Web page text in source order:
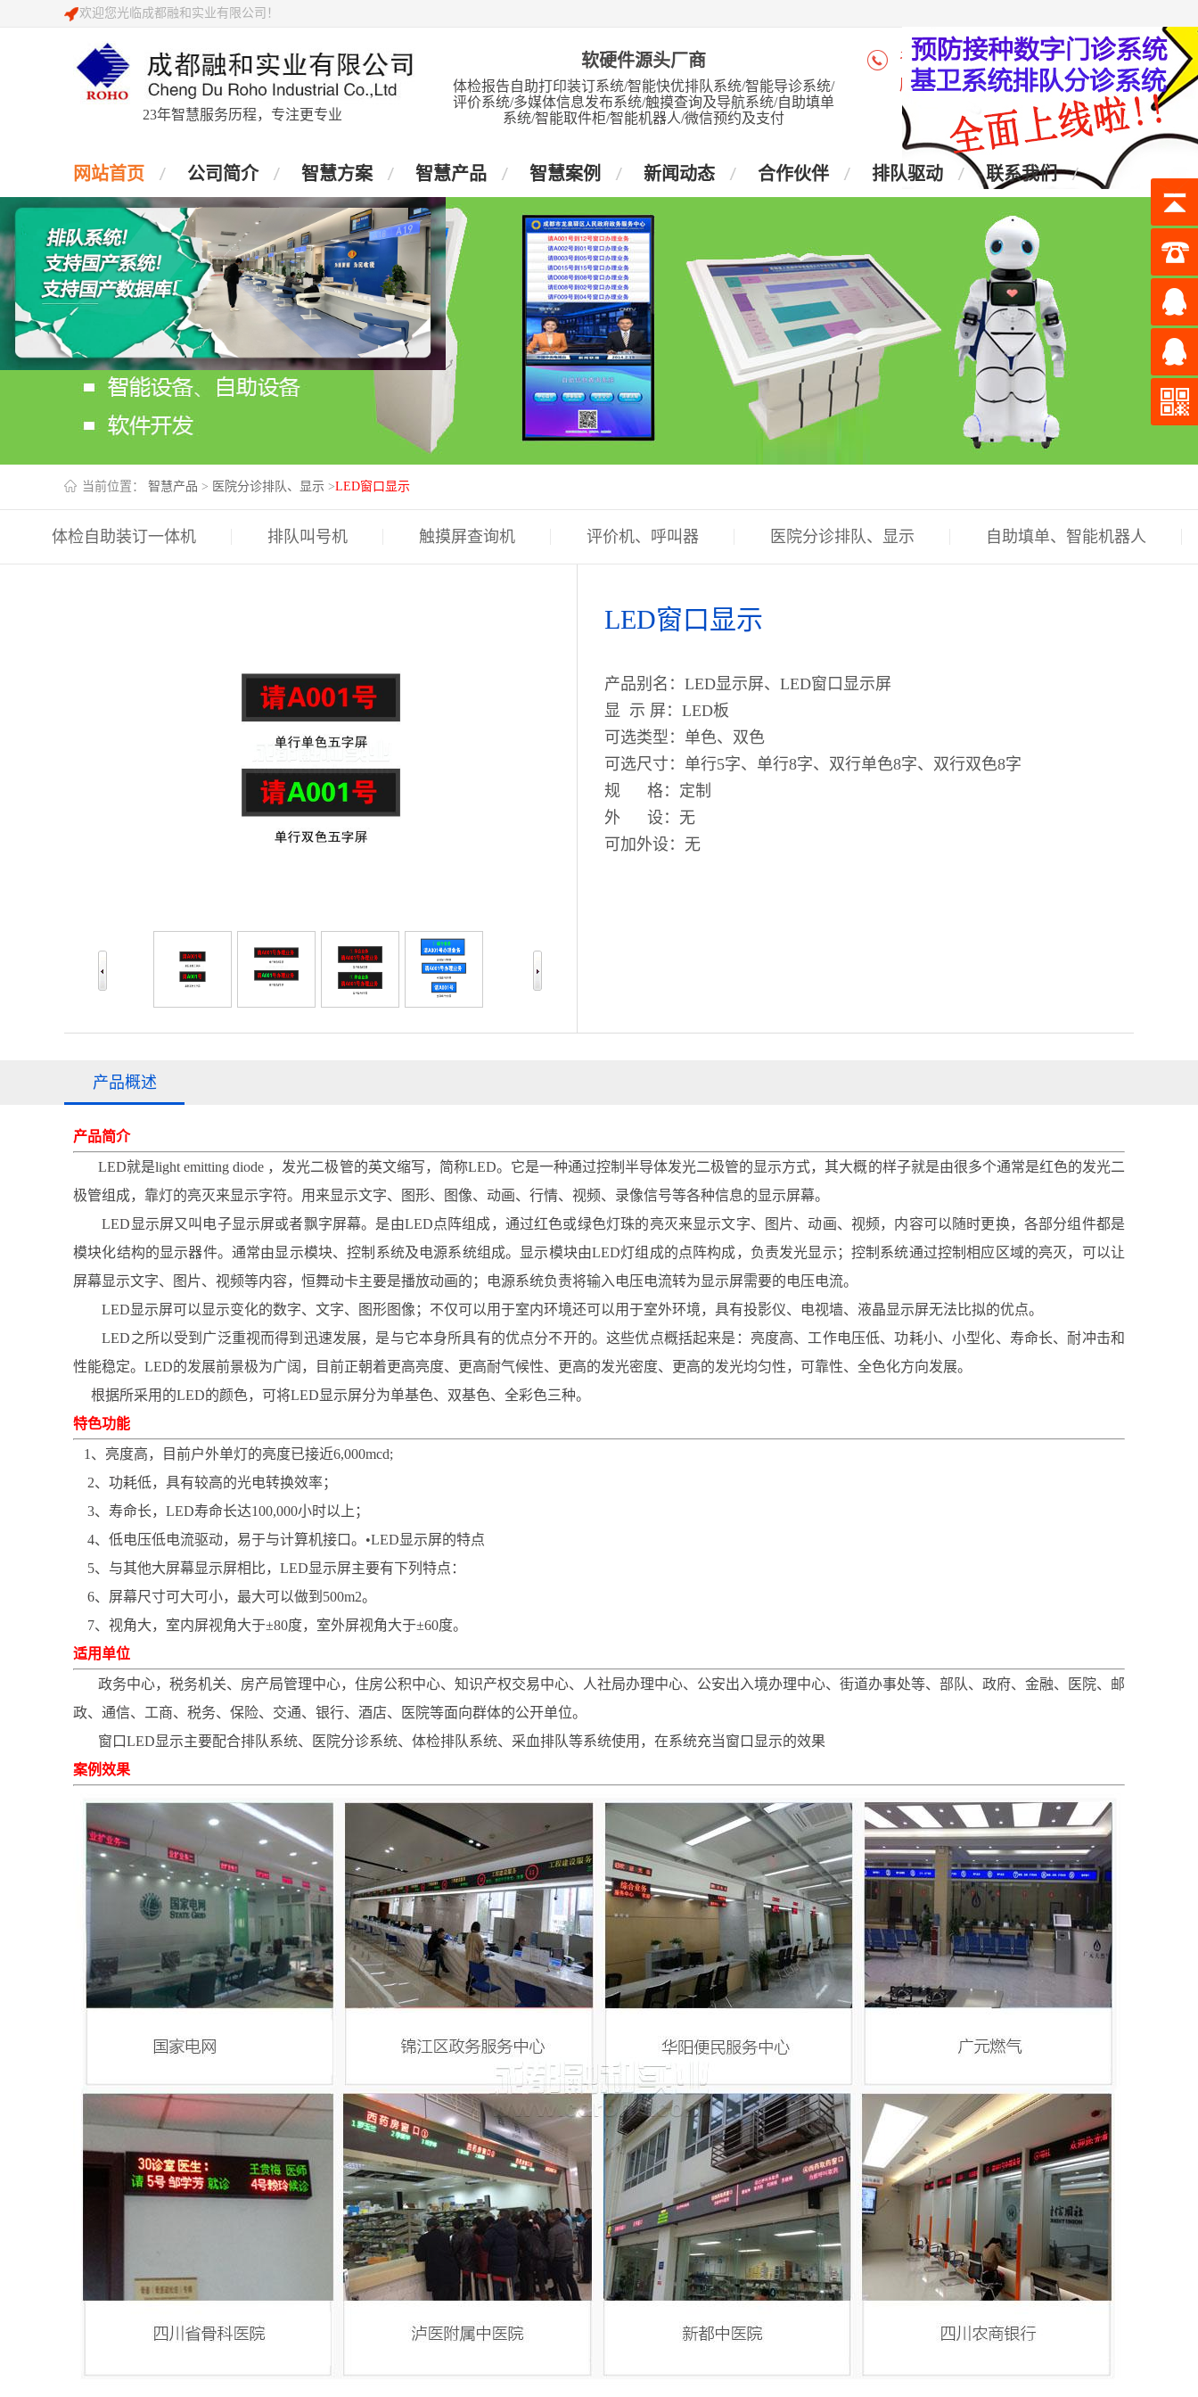
欢迎您光临成都融和实业有限公司！
23年智慧服务历程，专注更专业
软硬件源头厂商
体检报告自助打印装订系统/智能快优排队系统/智能导诊系统/
评价系统/多媒体信息发布系统/触摸查询及导航系统/自助填单
系统/智能取件柜/智能机器人/微信预约及支付
咨询热线：4006-028-965
座 机：028-87438905
网站首页 公司简介 智慧方案 智慧产品 智慧案例 新闻动态 合作伙伴 排队驱动 联系我们
当前位置： 智慧产品 > 医院分诊排队、显示 >LED窗口显示
体检自助装订一体机 排队叫号机 触摸屏查询机 评价机、呼叫器 医院分诊排队、显示 自助填单、智能机器人
LED窗口显示
产品别名：LED显示屏、LED窗口显示屏
显 示 屏：LED板
可选类型：单色、双色
可选尺寸：单行5字、单行8字、双行单色8字、双行双色8字
规 格：定制
外 设：无
可加外设：无
产品概述
产品简介
LED就是light emitting diode ，发光二极管的英文缩写，简称LED。它是一种通过控制半导体发光二极管的显示方式，其大概的样子就是由很多个通常是红色的发光二
极管组成，靠灯的亮灭来显示字符。用来显示文字、图形、图像、动画、行情、视频、录像信号等各种信息的显示屏幕。
LED显示屏又叫电子显示屏或者飘字屏幕。是由LED点阵组成，通过红色或绿色灯珠的亮灭来显示文字、图片、动画、视频，内容可以随时更换，各部分组件都是
模块化结构的显示器件。通常由显示模块、控制系统及电源系统组成。显示模块由LED灯组成的点阵构成，负责发光显示；控制系统通过控制相应区域的亮灭，可以让
屏幕显示文字、图片、视频等内容，恒舞动卡主要是播放动画的；电源系统负责将输入电压电流转为显示屏需要的电压电流。
LED显示屏可以显示变化的数字、文字、图形图像；不仅可以用于室内环境还可以用于室外环境，具有投影仪、电视墙、液晶显示屏无法比拟的优点。
LED之所以受到广泛重视而得到迅速发展，是与它本身所具有的优点分不开的。这些优点概括起来是：亮度高、工作电压低、功耗小、小型化、寿命长、耐冲击和
性能稳定。LED的发展前景极为广阔，目前正朝着更高亮度、更高耐气候性、更高的发光密度、更高的发光均匀性，可靠性、全色化方向发展。
根据所采用的LED的颜色，可将LED显示屏分为单基色、双基色、全彩色三种。
特色功能
1、亮度高，目前户外单灯的亮度已接近6,000mcd;
2、功耗低，具有较高的光电转换效率；
3、寿命长，LED寿命长达100,000小时以上；
4、低电压低电流驱动，易于与计算机接口。•LED显示屏的特点
5、与其他大屏幕显示屏相比，LED显示屏主要有下列特点：
6、屏幕尺寸可大可小，最大可以做到500m2。
7、视角大，室内屏视角大于±80度，室外屏视角大于±60度。
适用单位
政务中心，税务机关、房产局管理中心，住房公积中心、知识产权交易中心、人社局办理中心、公安出入境办理中心、街道办事处等、部队、政府、金融、医院、邮
政、通信、工商、税务、保险、交通、银行、酒店、医院等面向群体的公开单位。
窗口LED显示主要配合排队系统、医院分诊系统、体检排队系统、采血排队等系统使用，在系统充当窗口显示的效果
案例效果